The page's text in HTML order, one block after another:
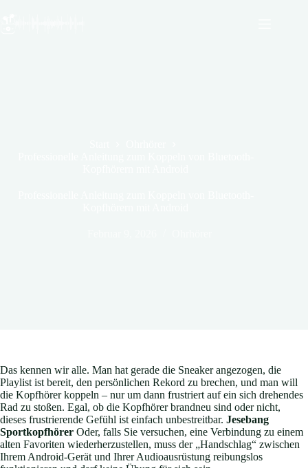
Das kennen wir alle. Man hat gerade die Sneaker angezogen, die
Playlist ist bereit, den persönlichen Rekord zu brechen, und man will
die Kopfhörer koppeln – nur um dann frustriert auf ein sich drehendes
Rad zu stoßen. Egal, ob die Kopfhörer brandneu sind oder nicht,
dieses frustrierende Gefühl ist einfach unbestreitbar. Jesebang
Sportkopfhörer Oder, falls Sie versuchen, eine Verbindung zu einem
alten Favoriten wiederherzustellen, muss der „Handschlag“ zwischen
Ihrem Android-Gerät und Ihrer Audioausrüstung reibungslos